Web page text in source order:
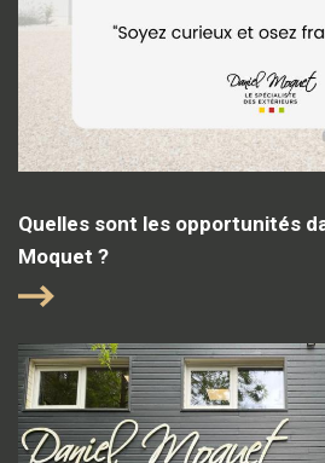
Quelles sont les opportunités
Moquet ?